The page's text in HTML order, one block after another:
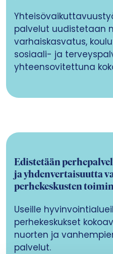
palvelut uudistetaan
varhaiskasvatus,
sosiaali- ja
yhteensovitettuna
Edistetään
ja yhdenvertaisuutta
perhekeskusten
Useille
perhekeskukset
nuorten ja
palvelut.